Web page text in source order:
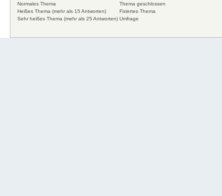
Normales Thema
Heißes Thema (mehr als 15 Antworten)
Sehr heißes Thema (mehr als 25 Antworten)
Thema geschlossen
Fixiertes Thema
Umfrage